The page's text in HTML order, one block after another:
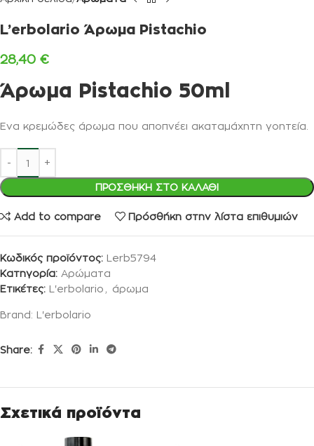
L’erbolario Άρωμα Pistachio
28,40 €
Άρωμα Pistachio 50ml
Ένα κρεμώδες άρωμα που αποπνέει ακαταμάχητη γοητεία.
ΠΡΟΣΘΉΚΗ ΣΤΟ ΚΑΛΆΘΙ
Add to compare Πρόσθήκη στην λίστα επιθυμιών
Κωδικός προϊόντος: Lerb5794
Κατηγορία: Αρώματα
Ετικέτες: L'erbolario , άρωμα
Brand: L'erbolario
Share:
Σχετικά προϊόντα